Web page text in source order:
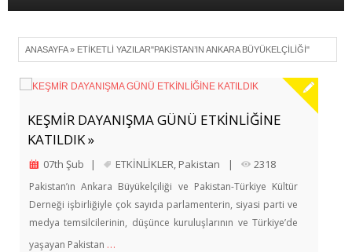
ANASAYFA» ETIKETLI YAZILAR"PAKISTAN’IN ANKARA BÜYÜKELÇILIĞI"
KEŞMİR DAYANIŞMA GÜNÜ ETKİNLİĞİNE
KATILDIK »
07th Şub | ETKİNLİKLER Pakistan | 2318
Pakistan’ın Ankara Büyükelçiliği ve Pakistan-Türkiye Kültür
Derneği işbirliğiyle çok sayıda parlamenterin, siyasi parti ve
medya temsilcilerinin, düşünce kuruluşlarının ve Türkiye’de
yaşayan Pakistan …